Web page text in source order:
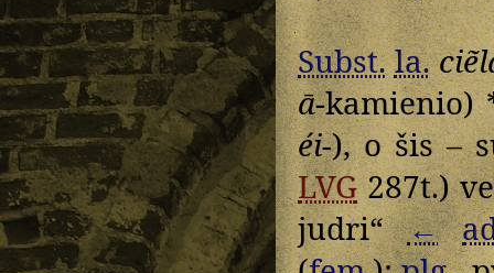
Subst. la.
ā-kamienio)
éi-), o šis –
LVG287t.)
judri“←